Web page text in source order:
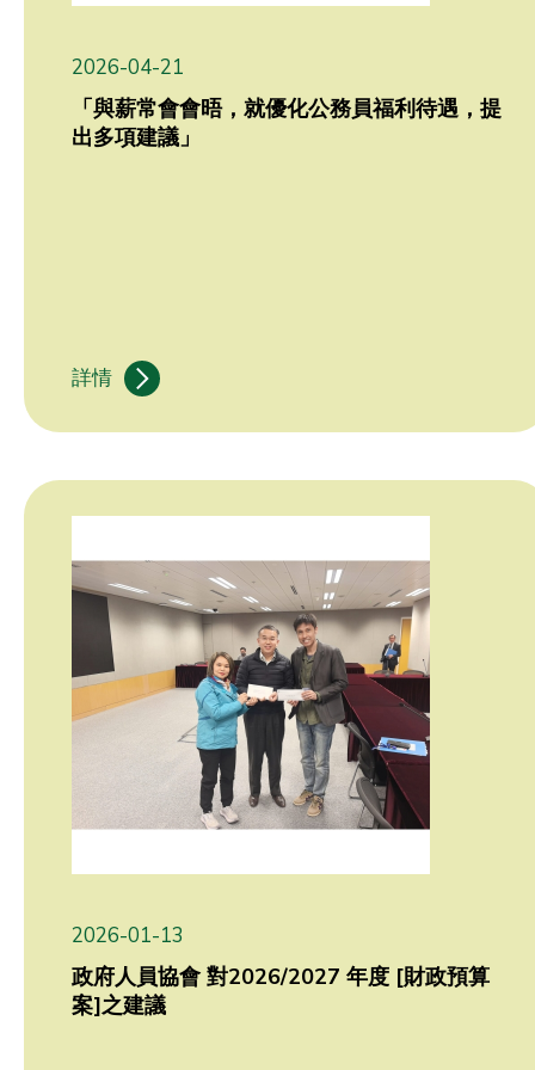
2026-04-21
「與薪常會會晤，就優化公務員福利待遇，提
出多項建議」
詳情
2026-01-13
政府人員協會 對2026/2027 年度 [財政預算
案]之建議